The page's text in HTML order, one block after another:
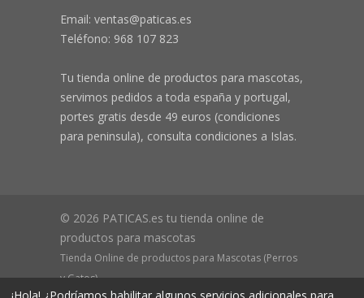
Email: ventas@paticas.es
Teléfono: 968 107 823
Tu tienda online de productos para mascotas,
servimos pedidos a toda españa y portugal,
portes gratis desde 49 euros (condiciones
para peninsula), consulta condiciones a Islas.
© 2026 PATICAS.es tu tienda online de
productos para mascotas
Tienda Online de productos para Mascotas (Perros
y Gatos)